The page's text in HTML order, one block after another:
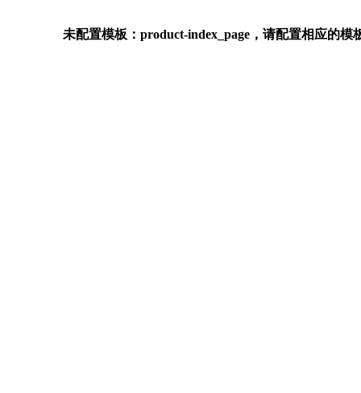
未配置模板：product-index_page，请配置相应的模